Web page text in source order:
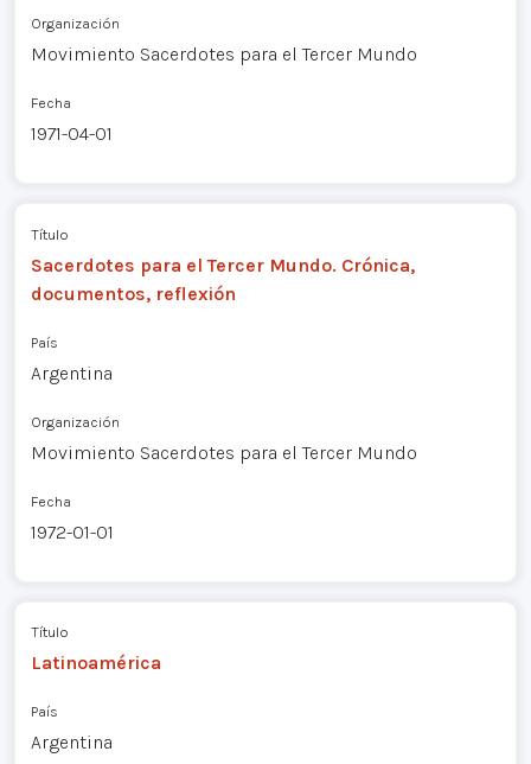
Organización
Movimiento Sacerdotes para el Tercer Mundo
Fecha
1971-04-01
Título
Sacerdotes para el Tercer Mundo. Crónica,
documentos, reflexión
País
Argentina
Organización
Movimiento Sacerdotes para el Tercer Mundo
Fecha
1972-01-01
Título
Latinoamérica
País
Argentina